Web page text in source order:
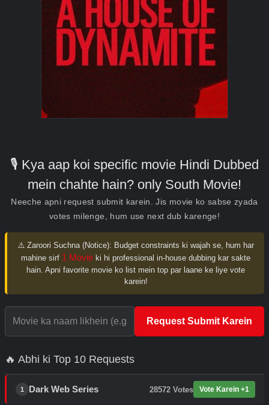
🎙️ Kya aap koi specific movie Hindi Dubbed
mein chahte hain? only South Movie!
Neeche apni request submit karein. Jis movie ko sabse zyada
votes milenge, hum use next dub karenge!
⚠️ Zaroori Suchna (Notice): Budget constraints ki wajah se, hum har
mahine sirf 1 Movie ki hi professional in-house dubbing kar sakte
hain. Apni favorite movie ko list mein top par laane ke liye vote
karein!
Request Submit Karein
🔥 Abhi ki Top 10 Requests
1 Dark Web Series 28572 Votes Vote Karein +1